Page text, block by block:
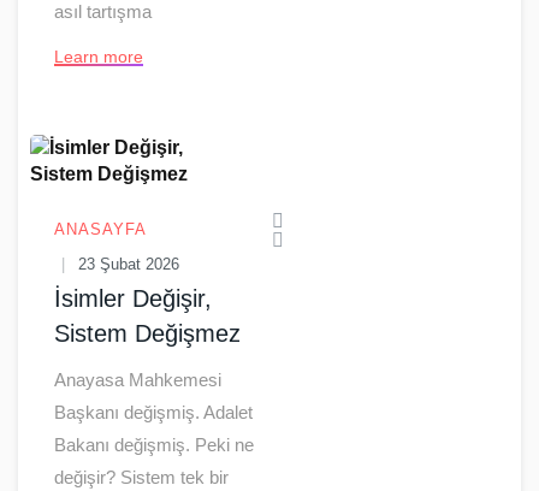
asıl tartışma
Learn more
ANASAYFA
23 Şubat 2026
İsimler Değişir,
Sistem Değişmez
Anayasa Mahkemesi
Başkanı değişmiş. Adalet
Bakanı değişmiş. Peki ne
değişir? Sistem tek bir